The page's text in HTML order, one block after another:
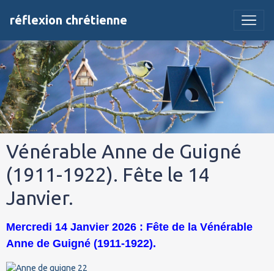
réflexion chrétienne
Vénérable Anne de Guigné
(1911-1922). Fête le 14
Janvier.
Mercredi 14 Janvier 2026 : Fête de la Vénérable
Anne de Guigné (1911-1922).